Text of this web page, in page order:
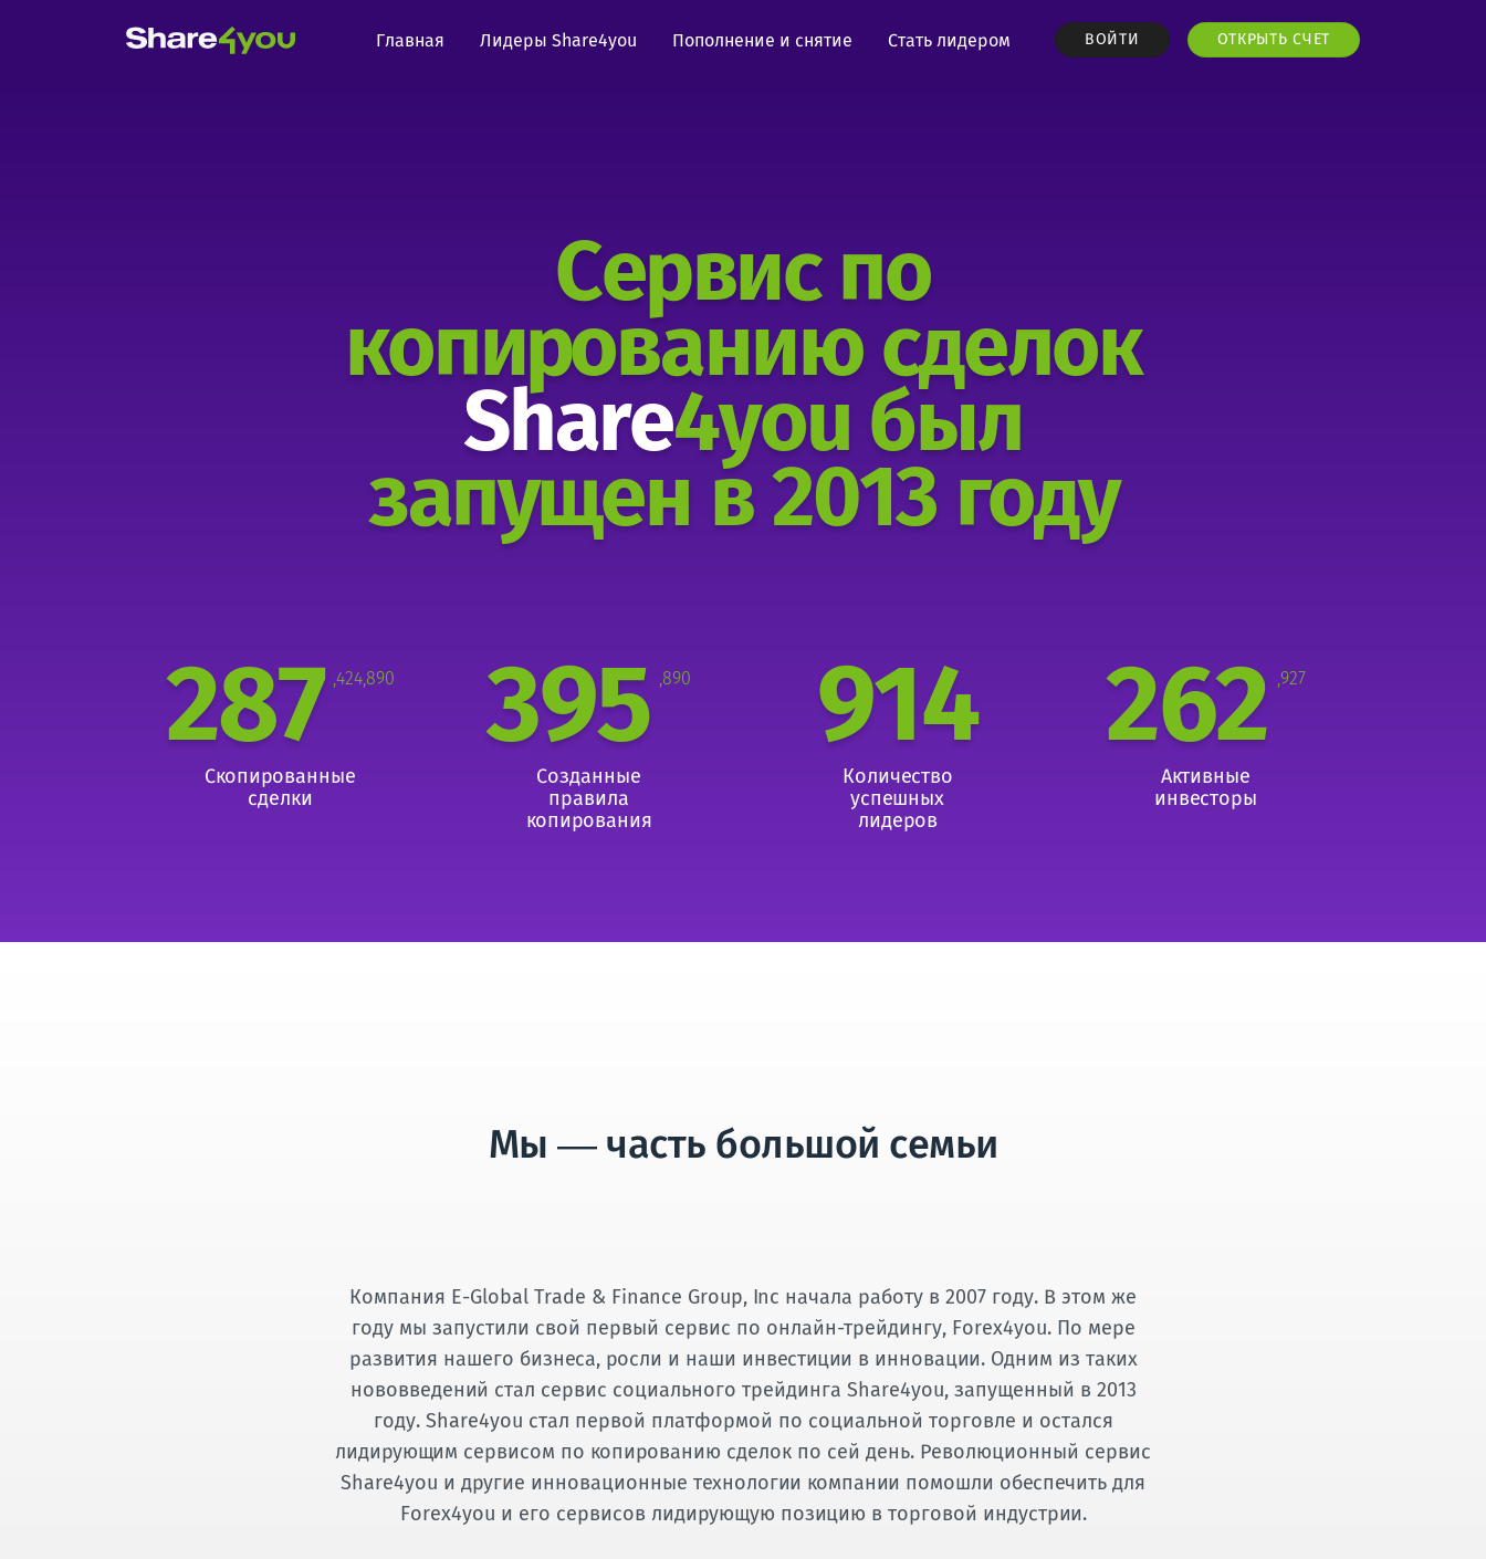
Главная Лидеры Share4you Пополнение и снятие Стать лидером ВОЙТИ ОТКРЫТЬ СЧЕТ
Сервис по
копированию сделок
Share4you был
запущен в 2013 году
287 ,424,890
Скопированные
сделки
395 ,890
Созданные
правила
копирования
914
Количество
успешных
лидеров
262 ,927
Активные
инвесторы
Мы — часть большой семьи
Компания E-Global Trade & Finance Group, Inc начала работу в 2007 году. В этом же
году мы запустили свой первый сервис по онлайн-трейдингу, Forex4you. По мере
развития нашего бизнеса, росли и наши инвестиции в инновации. Одним из таких
нововведений стал сервис социального трейдинга Share4you, запущенный в 2013
году. Share4you стал первой платформой по социальной торговле и остался
лидирующим сервисом по копированию сделок по сей день. Революционный сервис
Share4you и другие инновационные технологии компании помошли обеспечить для
Forex4you и его сервисов лидирующую позицию в торговой индустрии.